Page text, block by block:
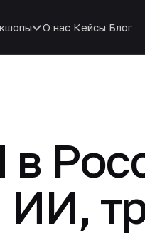
О нас Кейсы Блог
в
ИИ,